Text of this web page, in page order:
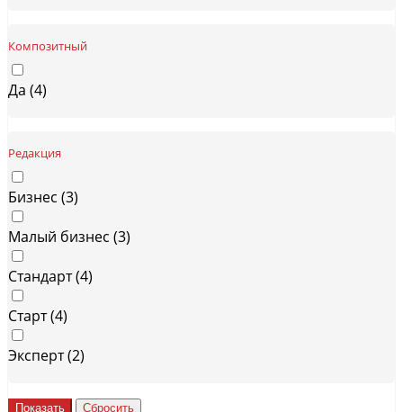
Композитный
Да (4)
Редакция
Бизнес (3)
Малый бизнес (3)
Стандарт (4)
Старт (4)
Эксперт (2)